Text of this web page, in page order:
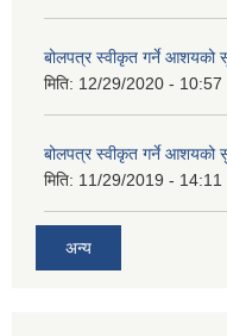
बोलपत्र स्वीकृत गर्ने आशयको
मिति: 12/29/2020 - 10:57
बोलपत्र स्वीकृत गर्ने आशयको
मिति: 11/29/2019 - 14:11
अन्य